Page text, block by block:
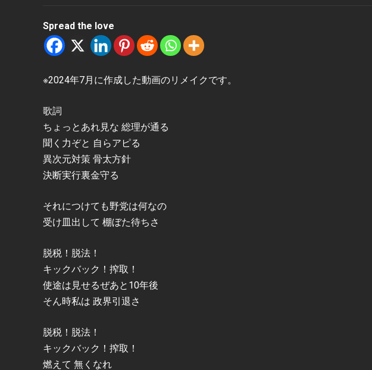
Spread the love
※2024年7月に作成した動画のリメイクです。
歌詞
ちょっとあれ見な 総理が通る
聞く力ぞと 自らアピる
異次元対策 骨太方針
決断実行裏金守る
それにつけても野党は何なの
受け皿出して 棚ぼた待ちさ
脱税！脱法！
キックバック！搾取！
使途は見せるぜあと10年後
そん時私は 政界引退さ
脱税！脱法！
キックバック！搾取！
燃えて 無くなれ